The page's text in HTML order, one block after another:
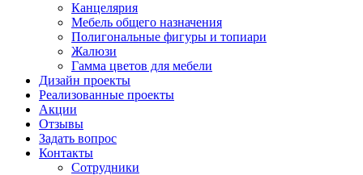
Канцелярия
Мебель общего назначения
Полигональные фигуры и топиари
Жалюзи
Гамма цветов для мебели
Дизайн проекты
Реализованные проекты
Акции
Отзывы
Задать вопрос
Контакты
Сотрудники